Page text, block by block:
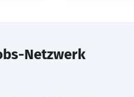
Netzwerk